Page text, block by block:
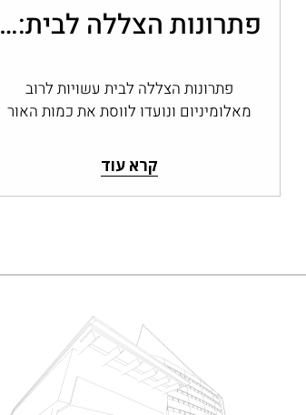
פתרונות הצללה לבית: שליטה בכמות האור עם מערכות אלומיניום
פתרונות הצללה לבית עשויות לרוב
מאלומיניום ונועדו לווסת את כמות האור
החלונות והפתחים, ולשמור…
קרא עוד